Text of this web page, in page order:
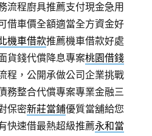
流程廚具推薦支付現金急用
借車價全額適當全方資金好
機車借款推薦機車借款好處
貨錢代償降息專案桃園借錢
程，公開承做公司企業挑戰
務整合代償專案專業金融三
保密新莊當鋪優質當舖給您
快速借最熱超級推薦永和當